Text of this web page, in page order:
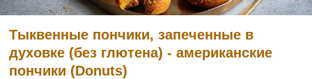
Тыквенные пончики, запеченные в
духовке (без глютена) - американские
пончики (Donuts)